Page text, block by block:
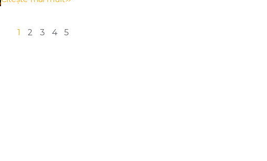
scurtează, copacii încetează să mai producă clorofilă –
1 2 3 4 5